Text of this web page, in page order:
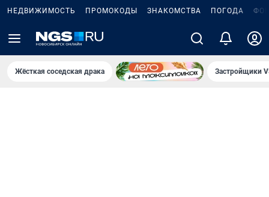
НЕДВИЖИМОСТЬ ПРОМОКОДЫ ЗНАКОМСТВА ПОГОДА
Жёсткая соседская драка Застройщики